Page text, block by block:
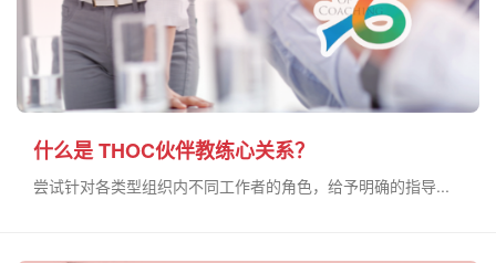
什么是 THOC伙伴教练心关系？
尝试针对各类型组织内不同工作者的角色，给予明确的指导...